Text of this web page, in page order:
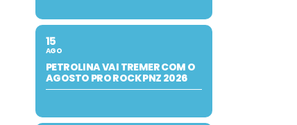
15
AGO
PETROLINA VAI TREMER COM O
AGOSTO PRO ROCK PNZ 2026